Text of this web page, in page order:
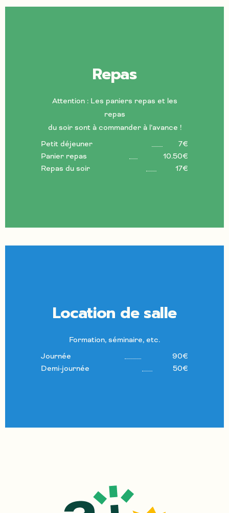
Repas
Attention : Les paniers repas et les
repas
du soir sont à commander à l’avance !
Petit déjeuner
7€
Panier repas
10.50€
Repas du soir
17€
Location de salle
Formation, séminaire, etc.
Journée
90€
Demi-journée
50€